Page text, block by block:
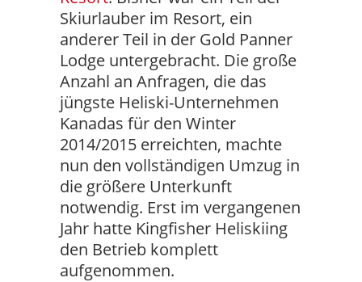
Skiurlauber im Resort, ein
anderer Teil in der Gold Panner
Lodge untergebracht. Die große
Anzahl an Anfragen, die das
jüngste Heliski-Unternehmen
Kanadas für den Winter
2014/2015 erreichten, machte
nun den vollständigen Umzug in
die größere Unterkunft
notwendig. Erst im vergangenen
Jahr hatte Kingfisher Heliskiing
den Betrieb komplett
aufgenommen.